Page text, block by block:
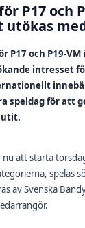
P17 och
utökas
P17 och P19-
intresset
speldag för att
att starta
spelas
av Svenska